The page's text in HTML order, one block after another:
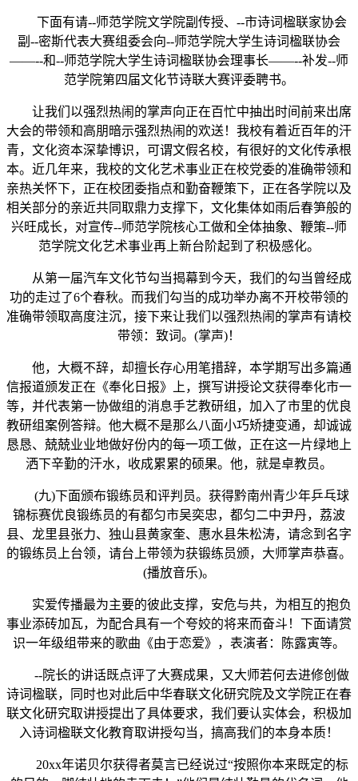
下面有请--师范学院文学院副传授、--市诗词楹联家协会
副--密斯代表大赛组委会向--师范学院大学生诗词楹联协会
——--和--师范学院大学生诗词楹联协会理事长——--补发--师
范学院第四届文化节诗联大赛评委聘书。
让我们以强烈热闹的掌声向正在百忙中抽出时间前来出席
大会的带领和高朋暗示强烈热闹的欢送！我校有着近百年的汗
青，文化资本深挚博识，可谓文假名校，有很好的文化传承根
本。近几年来，我校的文化艺术事业正在校党委的准确带领和
亲热关怀下，正在校团委指点和勤奋鞭策下，正在各学院以及
相关部分的亲近共同取鼎力支撑下，文化集体如雨后春笋般的
兴旺成长，对宣传--师范学院核心工做和全体抽象、鞭策--师
范学院文化艺术事业再上新台阶起到了积极感化。
从第一届汽车文化节勾当揭幕到今天，我们的勾当曾经成
功的走过了6个春秋。而我们勾当的成功举办离不开校带领的
准确带领取高度注沉，接下来让我们以强烈热闹的掌声有请校
带领：致词。(掌声)！
他，大概不辞，却擅长存心用笔措辞，本学期写出多篇通
信报道颁发正在《奉化日报》上，撰写讲授论文获得奉化市一
等，并代表第一协做组的消息手艺教研组，加入了市里的优良
教研组案例答辩。他大概不是那么八面小巧矫捷变通，却诚诚
恳恳、兢兢业业地做好份内的每一项工做，正在这一片绿地上
洒下辛勤的汗水，收成累累的硕果。他，就是卓教员。
(九)下面颁布锻练员和评判员。获得黔南州青少年乒乓球
锦标赛优良锻练员的有都匀市吴奕忠，都匀二中尹丹，荔波
县、龙里县张力、独山县黄家奎、惠水县朱松涛，请念到名字
的锻练员上台领，请台上带领为获锻练员颁，大师掌声恭喜。
(播放音乐)。
实爱传播最为主要的彼此支撑，安危与共，为相互的抱负
事业添砖加瓦，为配合具有一个夸姣的将来而奋斗！下面请赏
识一年级组带来的歌曲《由于恋爱》，表演者：陈露寅等。
--院长的讲话既点评了大赛成果，又大师若何去进修创做
诗词楹联，同时也对此后中华春联文化研究院及文学院正在春
联文化研究取讲授提出了具体要求，我们要认实体会，积极加
入诗词楹联文化教育取讲授勾当，搞高我们的本身本质！
20xx年诺贝尔获得者莫言已经说过“按照你本来既定的标